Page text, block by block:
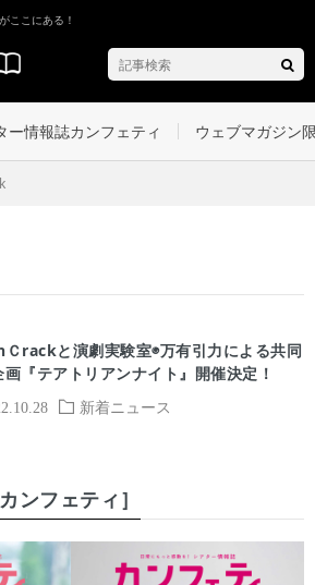
ここにある！
ー情報誌カンフェティ ウェブマガジン
新着ニュース
Ｃrackと演劇実験室◉万有引力による共同
『テアトリアンナイト』開催決定！
ンフェティ］